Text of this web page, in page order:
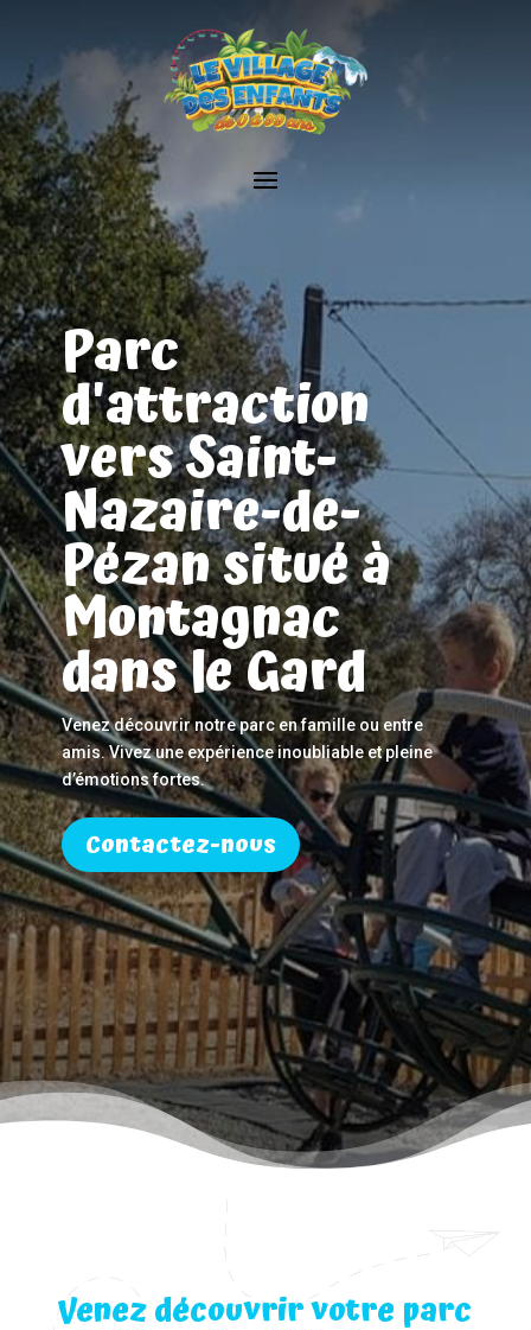
Parc
d'attraction
vers Saint-
Nazaire-de-
Pézan situé à
Montagnac
dans le Gard
Venez découvrir notre parc en famille ou entre
amis. Vivez une expérience inoubliable et pleine
d’émotions fortes.
Contactez-nous
Venez découvrir votre parc